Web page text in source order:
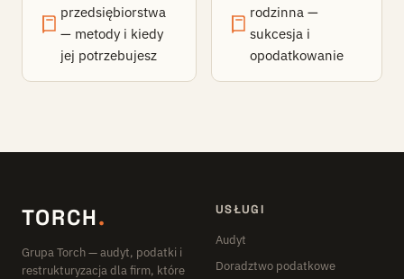
przedsiębiorstwa
— metody i kiedy
jej potrzebujesz
rodzinna —
sukcesja i
opodatkowanie
TORCH.
Grupa Torch — audyt, podatki i
restrukturyzacja dla firm, które
USŁUGI
Audyt
Doradztwo podatkowe